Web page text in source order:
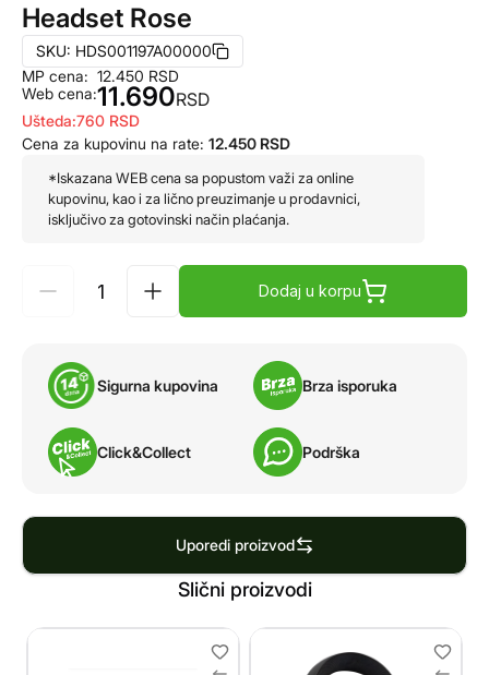
Headset Rose
SKU: HDS001197A00000
MP cena:
Web cena:
12.450 RSD
11.690RSD
Ušteda:760 RSD
Cena za kupovinu na rate: 12.450 RSD
*Iskazana WEB cena sa popustom važi za online
kupovinu, kao i za lično preuzimanje u prodavnici,
isključivo za gotovinski način plaćanja.
Dodaj u korpu
Sigurna kupovina Brza isporuka
Click&Collect Podrška
Uporedi proizvod
Slični proizvodi